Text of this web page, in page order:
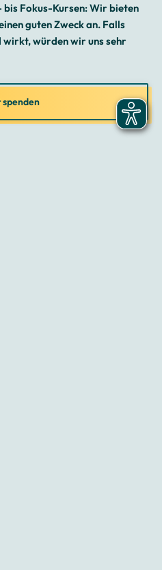
bis Fokus-Kursen: Wir bieten
guten Zweck an. Falls
wirkt, würden wir uns sehr